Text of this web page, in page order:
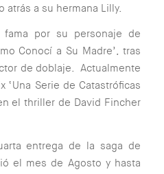
atrás a su hermana Lilly.
por su personaje de
Conocí a Su Madre’, tras
de doblaje. Actualmente
Serie de Catastróficas
el thriller de David Fincher
entrega de la saga de
el mes de Agosto y hasta